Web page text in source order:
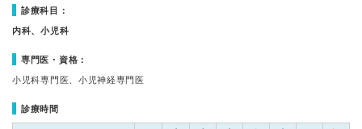
診療科目：
内科、小児科
専門医・資格：
小児科専門医、小児神経専門医
診療時間